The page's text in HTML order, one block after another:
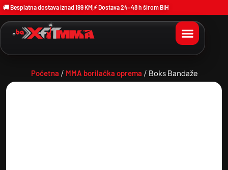
🚚 Besplatna dostava iznad 199 KM ⚡ Dostava 24–48 h širom BiH
Početna / MMA borilačka oprema / Boks Bandaže